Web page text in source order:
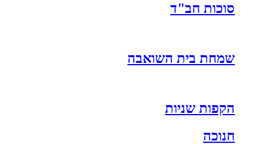
סוכות חב"ד
שמחת בית השואבה
הקפות שניות
חנוכה